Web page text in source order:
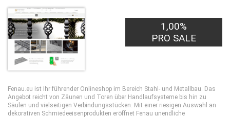
1,00%
PRO SALE
Fenau.eu ist Ihr führender Onlineshop im Bereich Stahl- und Metallbau. Das
Angebot reicht von Zäunen und Toren über Handlaufsysteme bis hin zu
Säulen und vielseitigen Verbindungsstücken. Mit einer riesigen Auswahl an
dekorativen Schmiedeeisenprodukten eröffnet Fenau unendliche